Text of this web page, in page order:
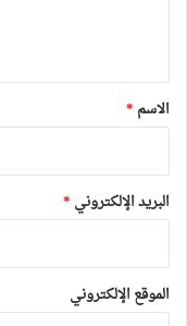
*
الاسم *
البريد الإلكتروني *
الموقع الإلكتروني